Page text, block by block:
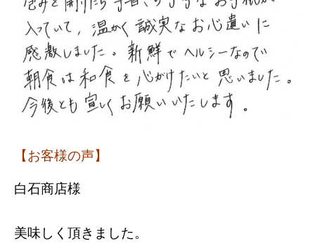
【お客様の声】
白石商店様
美味しく頂きました。